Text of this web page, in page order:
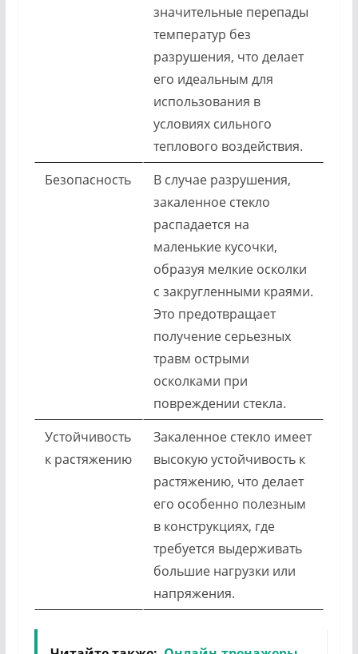
значительные перепады
температур без
разрушения, что делает
его идеальным для
использования в
условиях сильного
теплового воздействия.
Безопасность
В случае разрушения,
закаленное стекло
распадается на
маленькие кусочки,
образуя мелкие осколки
с закругленными краями.
Это предотвращает
получение серьезных
травм острыми
осколками при
повреждении стекла.
Устойчивость
к растяжению
Закаленное стекло имеет
высокую устойчивость к
растяжению, что делает
его особенно полезным
в конструкциях, где
требуется выдерживать
большие нагрузки или
напряжения.